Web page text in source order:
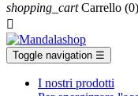
shopping_cart Carrello (0)

Toggle navigation ☰
I nostri prodotti